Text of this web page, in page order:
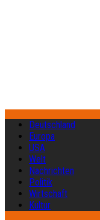
Deutschland
Europa
USA
Welt
Nachrichten
Politik
Wirtschaft
Kultur